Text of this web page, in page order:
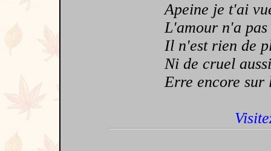
Apeine je t'ai
L'amour n'a pas
Il n'est rien de
Ni de cruel aussi
Erre encore sur